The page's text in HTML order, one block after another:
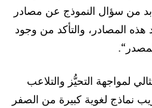
من سؤال النموذج عن مصادر
هذه المصادر، والتأكد من وجود
لمواجهة التحيُّز والتلاعب
نماذج لغوية كبيرة من الصفر